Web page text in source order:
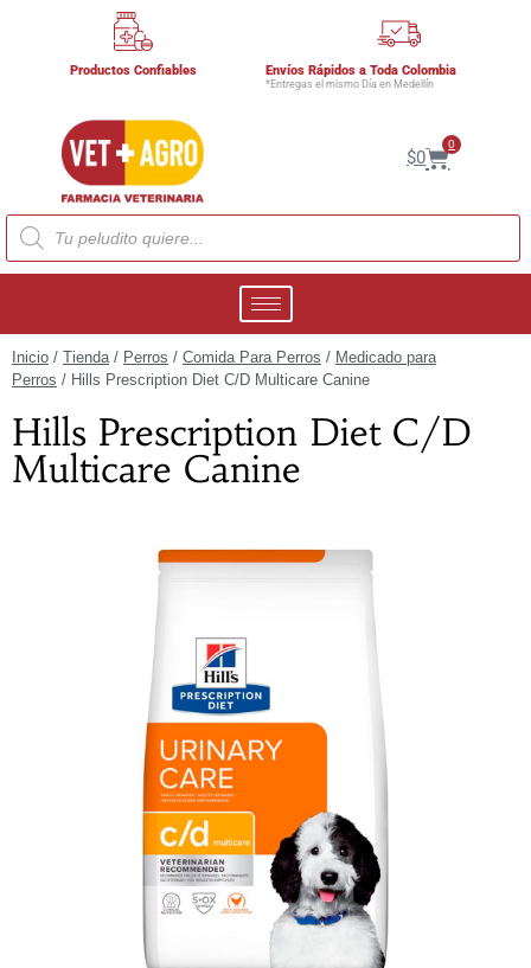
Productos Confiables Envíos Rápidos a Toda Colombia
*Entregas el mismo Día en Medellín
$0
0
Inicio / Tienda/ Perros / Comida Para Perros / Medicado para
Perros / Hills Prescription Diet C/D Multicare Canine
Hills Prescription Diet C/D
Multicare Canine